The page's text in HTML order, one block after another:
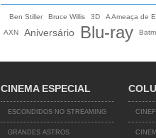
Ben Stiller Bruce Willis 3D A Ameaça de
AXN
Aniversário Blu-ray
CINEMA ESPECIAL
ESCONDIDOS NO STREAMING
GRANDES ASTROS